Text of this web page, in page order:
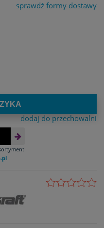
płatności
sprawdź formy dostawy
dodaj do przechowalni